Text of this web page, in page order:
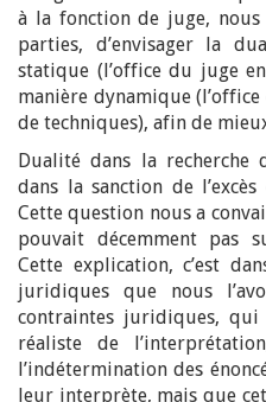
à la fonction de juge, nous
parties, d’envisager la
statique (l’office du juge
manière dynamique
de techniques), afin de
Dualité dans la recherche
dans la sanction de
Cette question nous a
pouvait décemment pas
Cette explication, c’est
juridiques que nous
contraintes juridiques,
réaliste de
l’indétermination des
leur interprète, mais que